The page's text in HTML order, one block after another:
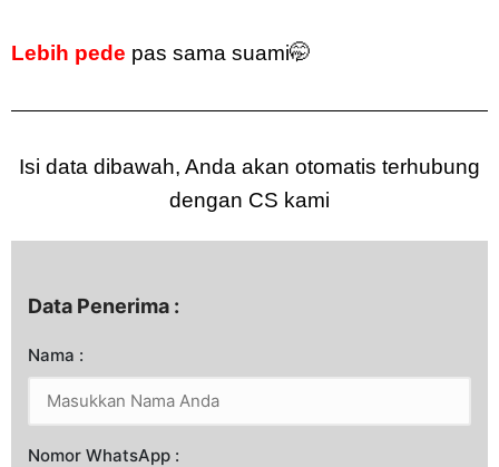
Lebih pede pas sama suami🤭
Isi data dibawah, Anda akan otomatis terhubung
dengan CS kami
Data Penerima :
Nama :
Nomor WhatsApp :